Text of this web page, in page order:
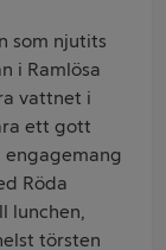
som njutits
i Ramlösa
vattnet i
ett gott
Röda
lunchen,
törsten